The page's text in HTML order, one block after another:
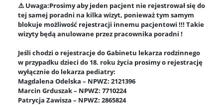
⚠️ Uwaga:Prosimy aby jeden pacjent nie rejestrował się do
tej samej poradni na kilka wizyt, ponieważ tym samym
blokuje możliwość rejestracji innemu pacjentowi !!! Takie
wizyty będą anulowane przez pracownika poradni !
Jeśli chodzi o rejestracje do Gabinetu lekarza rodzinnego
w przypadku dzieci do 18. roku życia prosimy o rejestrację
wyłącznie do lekarza pediatry:
Magdalena Odelska – NPWZ: 2121396
Marcin Grduszak – NPWZ: 7710224
Patrycja Zawisza – NPWZ: 2865824